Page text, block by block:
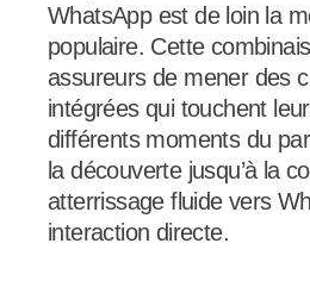
WhatsApp est de loin la
populaire. Cette
assureurs de mener des
intégrées qui touchent
différents moments du
la découverte jusqu’à la
atterrissage fluide vers
interaction directe.